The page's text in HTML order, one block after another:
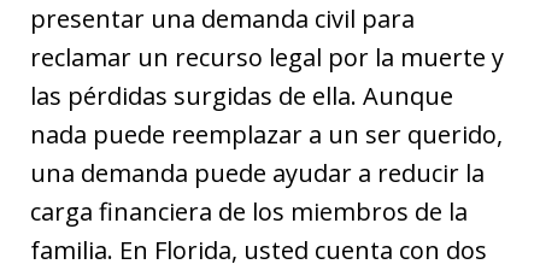
presentar una demanda civil para
reclamar un recurso legal por la muerte y
las pérdidas surgidas de ella. Aunque
nada puede reemplazar a un ser querido,
una demanda puede ayudar a reducir la
carga financiera de los miembros de la
familia. En Florida, usted cuenta con dos